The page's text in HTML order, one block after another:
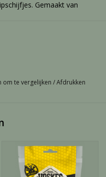
Gemaakt van
om te vergelijken /Afdrukken